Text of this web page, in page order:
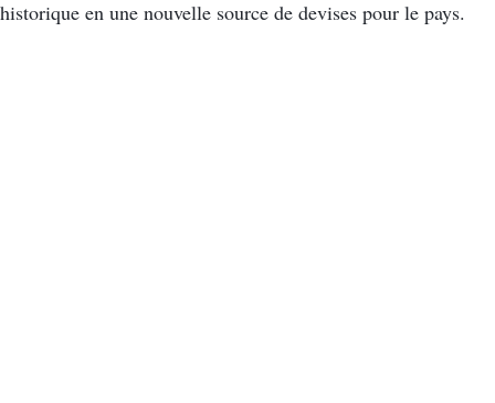
historique en une nouvelle source de devises pour le pays.